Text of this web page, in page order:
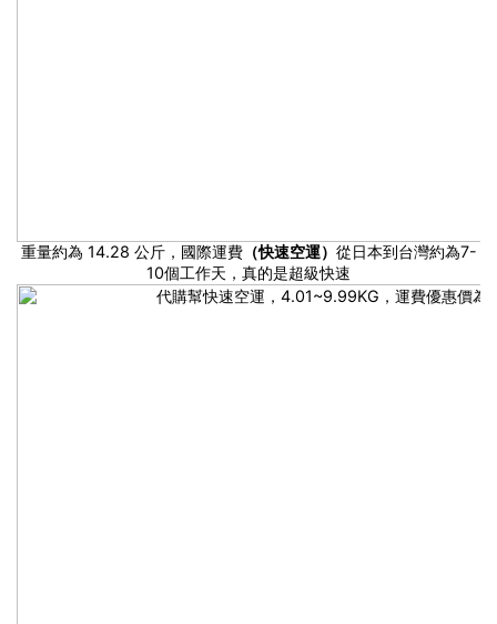
重量約為 14.28 公斤，國際運費（快速空運） 從日本到台灣約為7-
10個工作天，真的是超級快速